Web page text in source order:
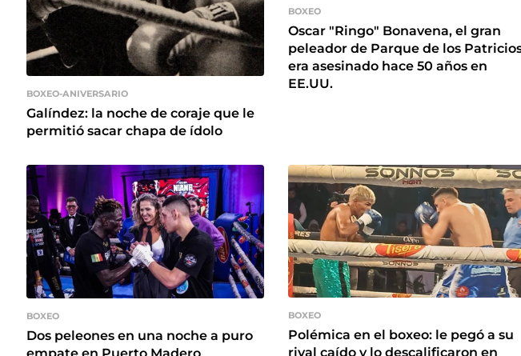
BOXEO-ANIVERSARIO
Galíndez: la noche de coraje que le
permitió sacar chapa de ídolo
BOXEO
Oscar "Ringo" Bonavena, el gran
peleador de Parque de los
era asesinado hace 50 años en
EE.UU.
BOXEO
Dos peleones en una noche a puro
BOXEO
Polémica en el boxeo: le pegó a su
rival caído y lo descalificaron en